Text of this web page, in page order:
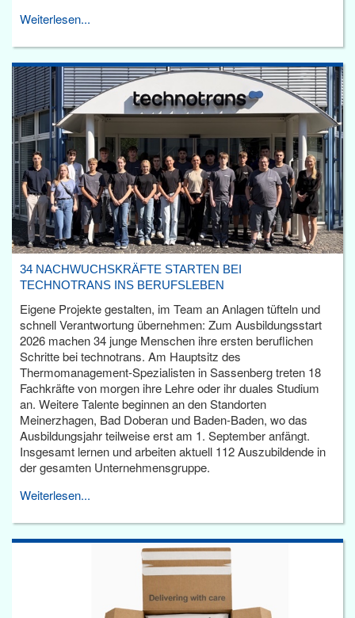
Weiterlesen...
34 NACHWUCHSKRÄFTE STARTEN BEI
TECHNOTRANS INS BERUFSLEBEN
Eigene Projekte gestalten, im Team an Anlagen tüfteln und
schnell Verantwortung übernehmen: Zum Ausbildungsstart
2026 machen 34 junge Menschen ihre ersten beruflichen
Schritte bei technotrans. Am Hauptsitz des
Thermomanagement-Spezialisten in Sassenberg treten 18
Fachkräfte von morgen ihre Lehre oder ihr duales Studium
an. Weitere Talente beginnen an den Standorten
Meinerzhagen, Bad Doberan und Baden-Baden, wo das
Ausbildungsjahr teilweise erst am 1. September anfängt.
Insgesamt lernen und arbeiten aktuell 112 Auszubildende in
der gesamten Unternehmensgruppe.
Weiterlesen...